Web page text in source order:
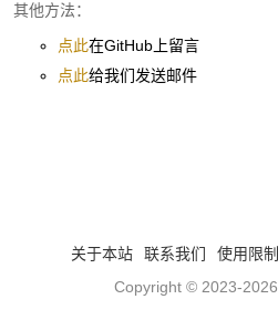
其他方法：
点此在GitHub上留言
点此给我们发送邮件
关于本站 联系我们 使用限制
Copyright © 2023-2026